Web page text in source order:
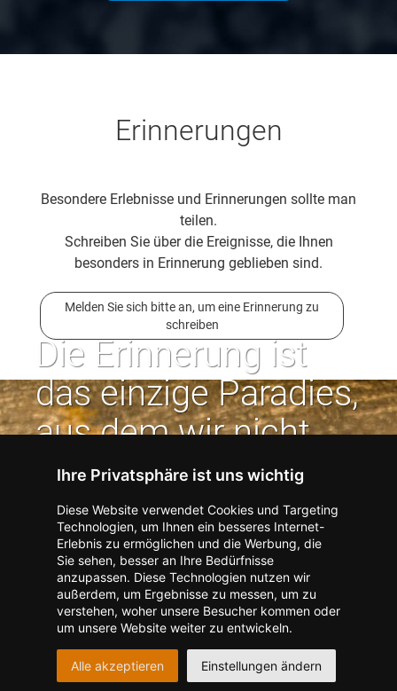
Ihre Privatsphäre ist uns wichtig
Diese Website verwendet Cookies und Targeting
Technologien, um Ihnen ein besseres Internet-
Erlebnis zu ermöglichen und die Werbung, die
Sie sehen, besser an Ihre Bedürfnisse
anzupassen. Diese Technologien nutzen wir
außerdem, um Ergebnisse zu messen, um zu
verstehen, woher unsere Besucher kommen oder
um unsere Website weiter zu entwickeln.
Alle akzeptieren Einstellungen ändern
Erinnerungen
Besondere Erlebnisse und Erinnerungen sollte man
teilen.
Schreiben Sie über die Ereignisse, die Ihnen
besonders in Erinnerung geblieben sind.
Melden Sie sich bitte an, um eine Erinnerung zu
schreiben
Die Erinnerung ist
das einzige Paradies,
aus dem wir nicht
vertrieben werden
können. | Jean Paul
Kontakt zum Verlag aufnehmen Missbrauch melden
Impressum Datenschutz
Barrierefreiheit
Barriere melden
m
A
c
c
e
Accessibility-Modus aktivieren
I
m
K
o
n
Kontrastmodus aktivieren
Hilfe
eigenes Gedenkportal erstellen
Vertrag widerrufen